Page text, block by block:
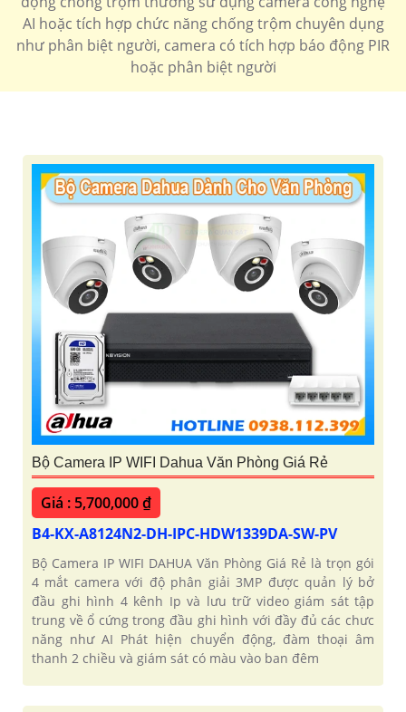
'
AI hoặc tích hợp chức năng chống trộm chuyên dụng
như phân biệt người, camera có tích hợp báo động PIR
hoặc phân biệt người
Bộ Camera IP WIFI Dahua Văn Phòng Giá Rẻ
Giá : 5,700,000 ₫
B4-KX-A8124N2-DH-IPC-HDW1339DA-SW-PV
Bộ Camera IP WIFI DAHUA Văn Phòng Giá Rẻ là trọn gói
4 mắt camera với độ phân giải 3MP được quản lý bở
đầu ghi hình 4 kênh Ip và lưu trữ video giám sát tập
trung về ổ cứng trong đầu ghi hình với đầy đủ các chưc
năng như AI Phát hiện chuyển động, đàm thoại âm
thanh 2 chiều và giám sát có màu vào ban đêm